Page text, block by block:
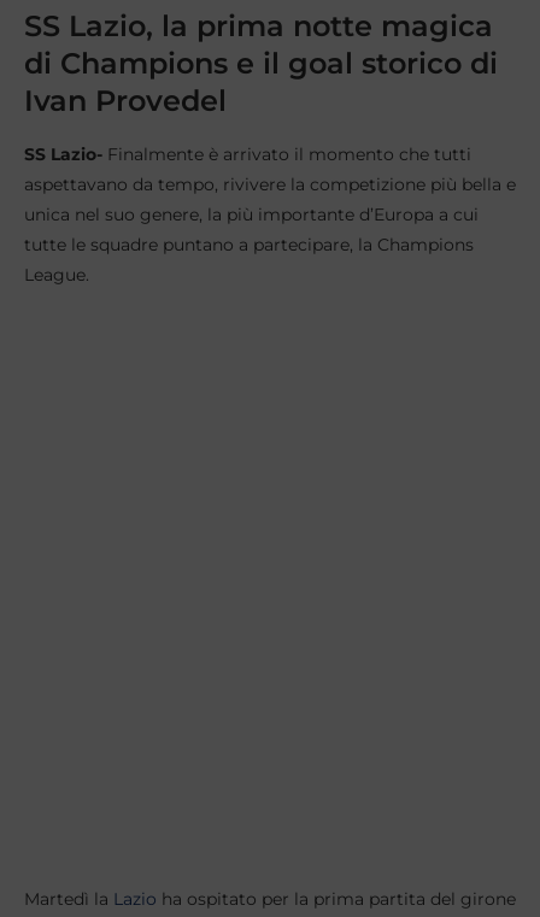
SS Lazio, la prima notte magica
di Champions e il goal storico di
Ivan Provedel
SS Lazio- Finalmente è arrivato il momento che tutti
aspettavano da tempo, rivivere la competizione più bella e
unica nel suo genere, la più importante d’Europa a cui
tutte le squadre puntano a partecipare, la Champions
League.
Martedì la Lazio ha ospitato per la prima partita del girone